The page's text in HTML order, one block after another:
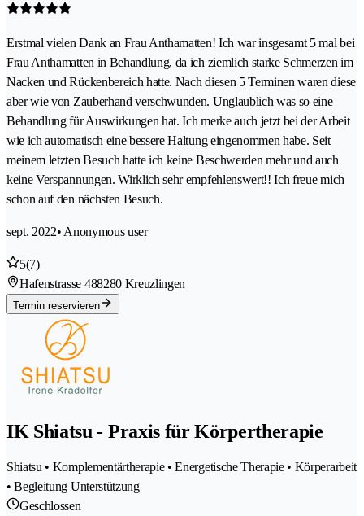
Erstmal vielen Dank an Frau Anthamatten! Ich war insgesamt 5 mal bei
Frau Anthamatten in Behandlung, da ich ziemlich starke Schmerzen im
Nacken und Rückenbereich hatte. Nach diesen 5 Terminen waren diese
aber wie von Zauberhand verschwunden. Unglaublich was so eine
Behandlung für Auswirkungen hat. Ich merke auch jetzt bei der Arbeit
wie ich automatisch eine bessere Haltung eingenommen habe. Seit
meinem letzten Besuch hatte ich keine Beschwerden mehr und auch
keine Verspannungen. Wirklich sehr empfehlenswert!! Ich freue mich
schon auf den nächsten Besuch.
sept. 2022• Anonymous user
5(7)
Hafenstrasse 488280 Kreuzlingen
Termin reservieren
IK Shiatsu - Praxis für Körpertherapie
Shiatsu • Komplementärtherapie • Energetische Therapie • Körperarbeit
• Begleitung Unterstützung
Geschlossen